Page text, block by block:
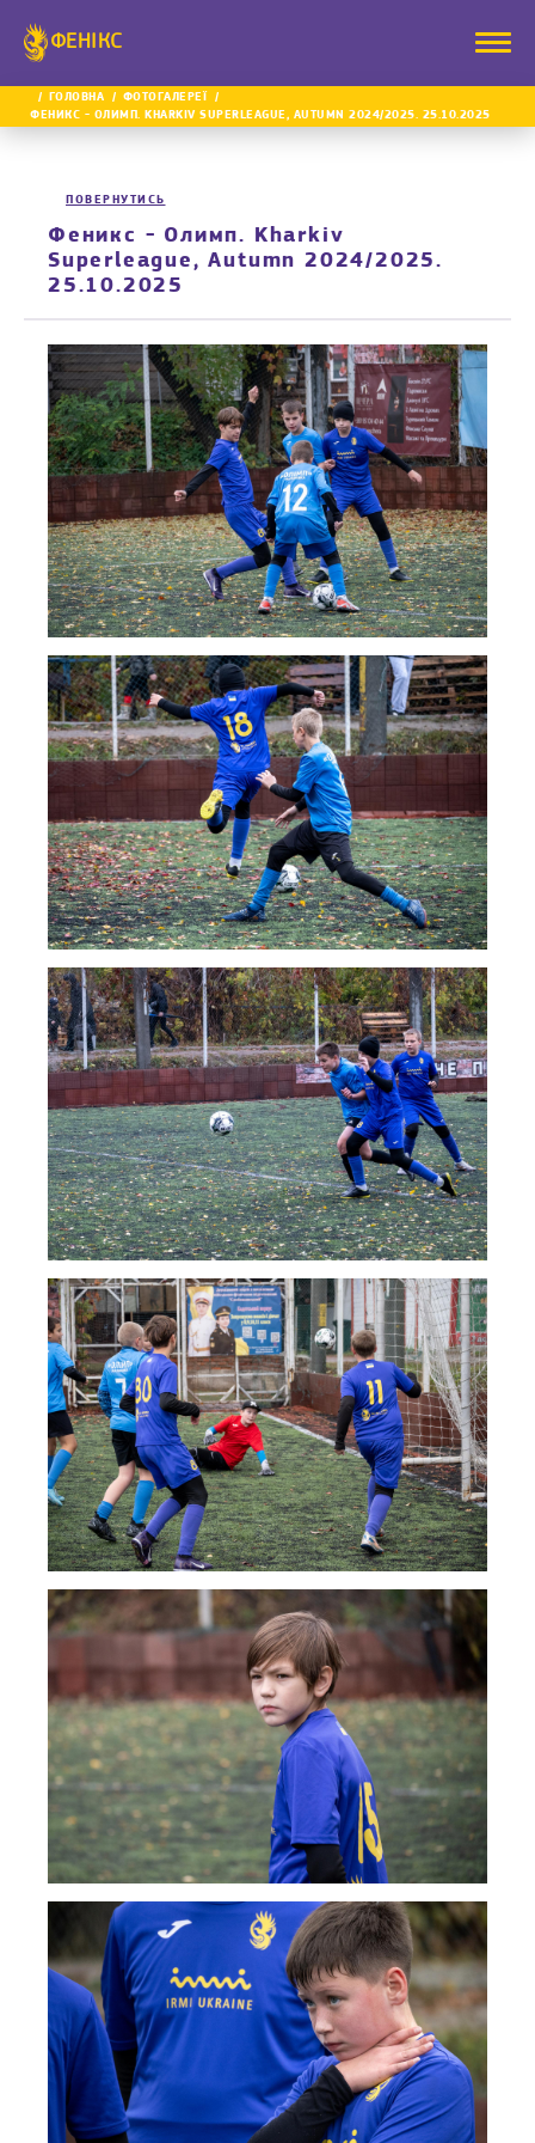
ФЕНІКС
ГОЛОВНА
ФОТОГАЛЕРЕЇ
ФЕНИКС - ОЛИМП. KHARKIV SUPERLEAGUE, AUTUMN 2024/2025. 25.10.2025
ПОВЕРНУТИСЬ
Феникс - Олимп. Kharkiv
Superleague, Autumn 2024/2025.
25.10.2025